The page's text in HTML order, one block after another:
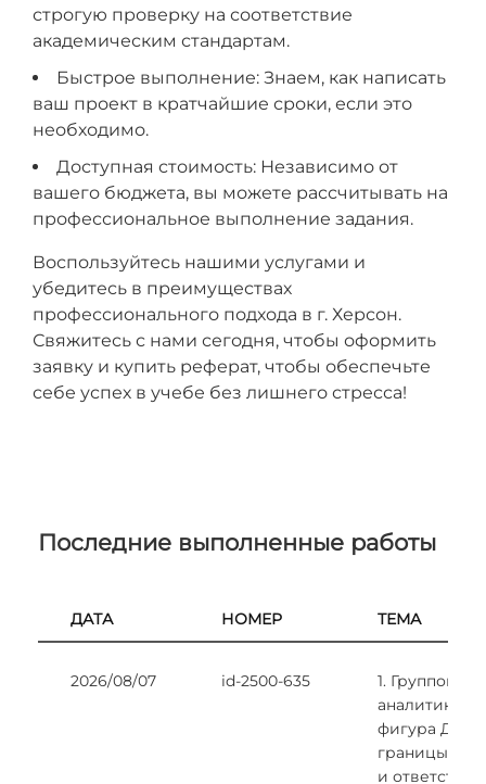
строгую проверку на соответствие
академическим стандартам.
Быстрое выполнение: Знаем, как написать
ваш проект в кратчайшие сроки, если это
необходимо.
Доступная стоимость: Независимо от
вашего бюджета, вы можете рассчитывать на
профессиональное выполнение задания.
Воспользуйтесь нашими услугами и
убедитесь в преимуществах
профессионального подхода в г. Херсон.
Свяжитесь с нами сегодня, чтобы оформить
заявку и купить реферат, чтобы обеспечьте
себе успех в учебе без лишнего стресса!
Последние выполненные работы
ДАТА НОМЕР ТЕМА
2026/08/07 id-2500-635
1. Групповой
аналитик как
фигура
границы,
и